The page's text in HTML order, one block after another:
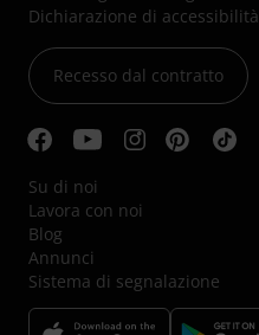
Dichiarazione di accessibilità
Recesso dal contratto
Su di noi
Lavora con noi
Blog
Annunci
Sistema di segnalazione